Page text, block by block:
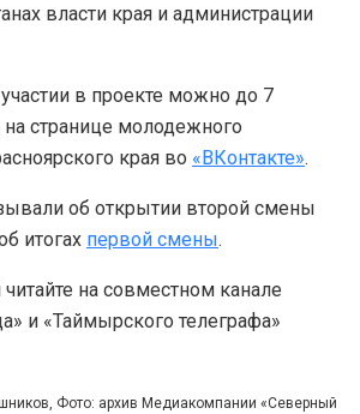
власти края и администрации
в проекте можно до 7
на странице молодежного
края во «ВКонтакте».
об открытии второй смены
итогах первой смены.
на совместном канале
и «Таймырского телеграфа»
Фото: архив Медиакомпании «Северный